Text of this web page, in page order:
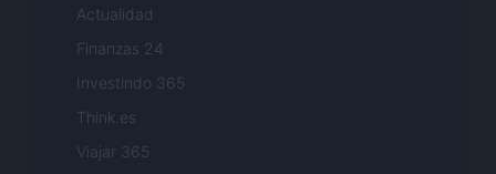
Actualidad
Finanzas 24
Investindo 365
Think.es
Viajar 365